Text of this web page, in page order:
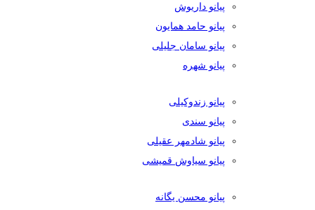
پیانو داریوش
پیانو حامد همایون
پیانو سامان جلیلی
پیانو شهره
پیانو زندوکیلی
پیانو سندی
پیانو شادمهر عقیلی
پیانو سیاوش قمیشی
پیانو محسن یگانه